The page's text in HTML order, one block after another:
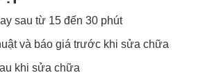
sau từ 15 đến 30 phút
và báo giá trước khi sửa chữa
khi sửa chữa